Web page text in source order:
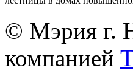
© Мэрия г.
компанией